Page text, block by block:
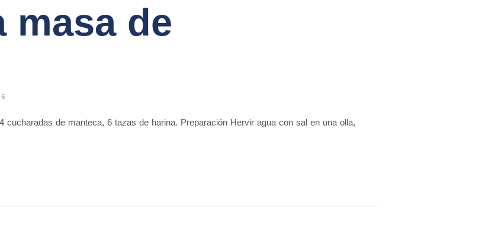
masa de
de manteca, 6 tazas de harina. Preparación Hervir agua con sal en una olla,